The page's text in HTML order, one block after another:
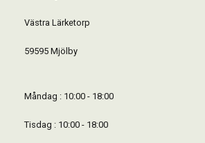
Västra Lärketorp
59595 Mjölby
Måndag : 10:00 - 18:00
Tisdag : 10:00 - 18:00